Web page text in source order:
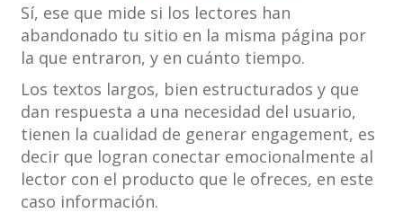
Sí, ese que mide si los lectores han
abandonado tu sitio en la misma página por
la que entraron, y en cuánto tiempo.
Los textos largos, bien estructurados y que
dan respuesta a una necesidad del usuario,
tienen la cualidad de generar engagement, es
decir que logran conectar emocionalmente al
lector con el producto que le ofreces, en este
caso información.